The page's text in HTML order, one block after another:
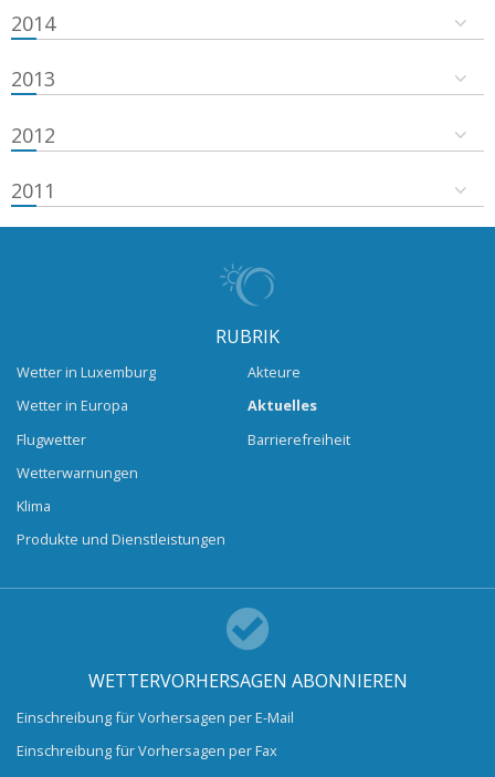
2014
2013
2012
2011
RUBRIK
Wetter in Luxemburg
Wetter in Europa
Flugwetter
Wetterwarnungen
Klima
Produkte und Dienstleistungen
Akteure
Aktuelles
Barrierefreiheit
WETTERVORHERSAGEN ABONNIEREN
Einschreibung für Vorhersagen per E-Mail
Einschreibung für Vorhersagen per Fax